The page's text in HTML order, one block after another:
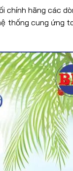
chính hãng các
thống cung ứng